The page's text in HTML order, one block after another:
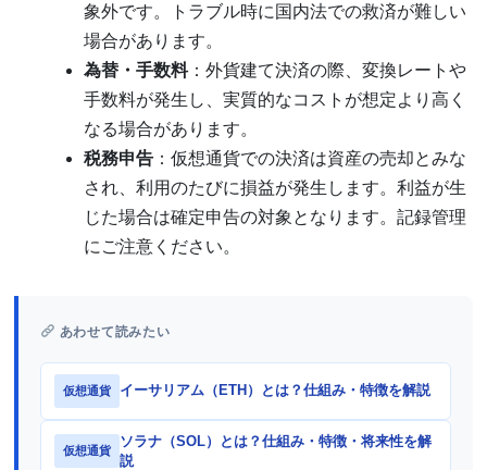
象外です。トラブル時に国内法での救済が難しい
場合があります。
為替・手数料：外貨建て決済の際、変換レートや
手数料が発生し、実質的なコストが想定より高く
なる場合があります。
税務申告 ：仮想通貨での決済は資産の売却とみな
され、利用のたびに損益が発生します。利益が生
じた場合は確定申告の対象となります。記録管理
にご注意ください。
あわせて読みたい
仮想通貨 イーサリアム（ETH）とは？仕組み・特徴を解説
仮想通貨
ソラナ（SOL）とは？仕組み・特徴・将来性を解
説